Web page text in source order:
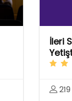
İleri
219